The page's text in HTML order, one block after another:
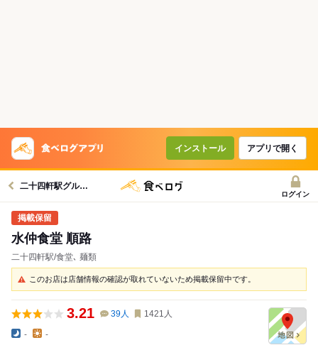
インストール アプリで開く
二十四軒駅グルメへ
ログイン
水仲食堂 順路
二十四軒駅/食堂､ 麺類
このお店は店舗情報の確認が取れていないため掲載保留中です。
3.21 39人 1421 人
- -